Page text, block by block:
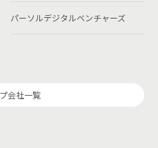
パーソルデジタルベンチャーズ
会社一覧